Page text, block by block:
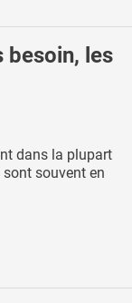
besoin, les
dans la plupart
souvent en